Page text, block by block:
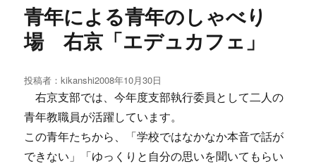
青年による青年のしゃべり
場 右京「エデュカフェ」
投稿者：kikanshi投
稿
日:
2008年10月30日
右京支部では、今年度支部執行委員として二人の
青年教職員が活躍しています。
この青年たちから、「学校ではなかなか本音で話が
できない」「ゆっくりと自分の思いを聞いてもらい